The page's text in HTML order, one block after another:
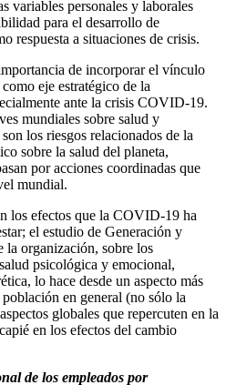
variables personales y laborales
para el desarrollo de
respuesta a situaciones de crisis.
de incorporar el vínculo
eje estratégico de la
ante la crisis COVID-19.
mundiales sobre salud y
los riesgos relacionados de la
sobre la salud del planeta,
por acciones coordinadas que
mundial.
los efectos que la COVID-19 ha
el estudio de Generación y
la organización, sobre los
psicológica y emocional,
lo hace desde un aspecto más
en general (no sólo la
globales que repercuten en la
en los efectos del cambio
de los empleados por